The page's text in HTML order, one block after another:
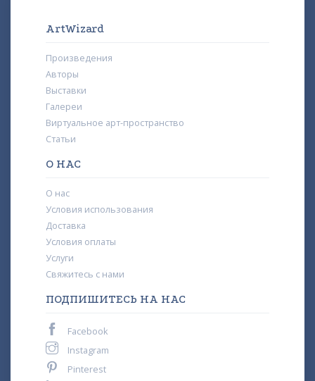
ArtWizard
Произведения
Авторы
Выставки
Галереи
Виртуальное арт-пространство
Статьи
О НАС
О нас
Условия использования
Доставка
Условия оплаты
Услуги
Свяжитесь с нами
ПОДПИШИТЕСЬ НА НАС
Facebook
Instagram
Pinterest